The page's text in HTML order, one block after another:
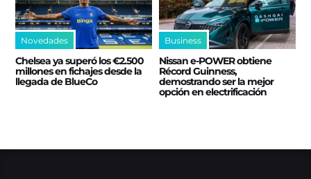
Novedades
Chelsea ya superó los €2.500
millones en fichajes desde la
llegada de BlueCo
Business
Nissan e‑POWER obtiene
Récord Guinness,
demostrando ser la mejor
opción en electrificación